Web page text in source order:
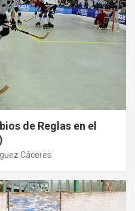
de Reglas en el
Cáceres